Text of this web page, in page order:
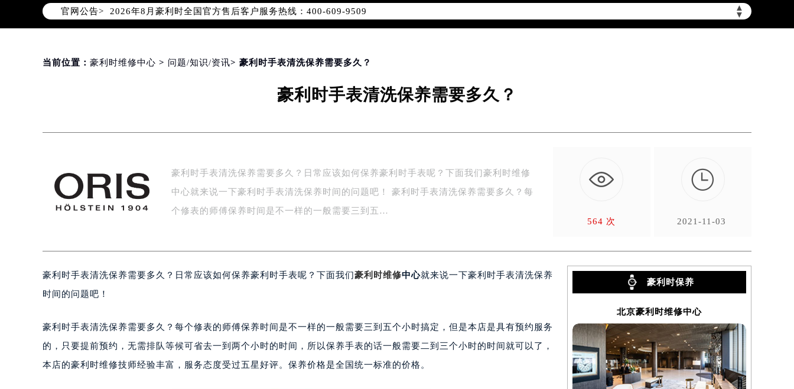
官网公告> ▲
▼
豪利时官方全国统一服务热线400-609-9509，服务覆盖中国大陆、香港、澳门、台湾全部区域（非大陆需加拨“+86”）
2026年8月豪利时售后服务中心最新网点地址：
北京市东城区东长安街1号东方广场写字楼W3座6层602室（需提前预约）
上海市徐汇区虹桥路3号港汇中心写字楼2座37层3705室（需提前预约）
扬州市邗江区国展路29号星耀天地写字楼1号楼18层1803室（需提前预约）
盐城市盐都区世纪大道5号盐城金融城写字楼1号楼16层1604室（需提前预约）
泰州市海陵区永定东路399号置地商务中心东塔写字楼（华润万象城）17层1706室（需提前预约）
绍兴市越城区胜利东路379号世茂天际中心写字楼8层805室（需提前预约）
济南市历下区经十路11111号华润中心写字楼（万象城）15层1508室（需提前预约）
广州市天河区天河路230号万菱汇国际中心写字楼A塔7层704室（需提前预约）
广州市越秀区环市东路371-375号世界贸易中心大厦南塔写字楼15层07室（需提前预约）
当前位置： 豪利时维修中心 > 问题/知识/资讯> 豪利时手表清洗保养需要多久？
豪利时手表清洗保养需要多久？
豪利时手表清洗保养需要多久？日常应该如何保养豪利时手表呢？下面我们豪利时维修
中心就来说一下豪利时手表清洗保养时间的问题吧！ 豪利时手表清洗保养需要多久？每
个修表的师傅保养时间是不一样的一般需要三到五…
564 次

2021-11-03
豪利时手表清洗保养需要多久？日常应该如何保养豪利时手表呢？下面我们豪利时维修中心就来说一下豪利时手表清洗保养
时间的问题吧！
豪利时手表清洗保养需要多久？每个修表的师傅保养时间是不一样的一般需要三到五个小时搞定，但是本店是具有预约服务
的，只要提前预约，无需排队等候可省去一到两个小时的时间，所以保养手表的话一般需要二到三个小时的时间就可以了，
本店的豪利时维修技师经验丰富，服务态度受过五星好评。保养价格是全国统一标准的价格。
豪利时保养
北京豪利时维修中心